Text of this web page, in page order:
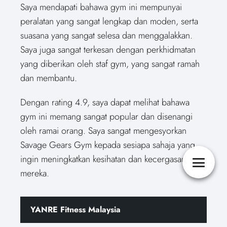
Saya mendapati bahawa gym ini mempunyai
peralatan yang sangat lengkap dan moden, serta
suasana yang sangat selesa dan menggalakkan.
Saya juga sangat terkesan dengan perkhidmatan
yang diberikan oleh staf gym, yang sangat ramah
dan membantu.
Dengan rating 4.9, saya dapat melihat bahawa
gym ini memang sangat popular dan disenangi
oleh ramai orang. Saya sangat mengesyorkan
Savage Gears Gym kepada sesiapa sahaja yang
ingin meningkatkan kesihatan dan kecergasan
mereka.
YANRE Fitness Malaysia